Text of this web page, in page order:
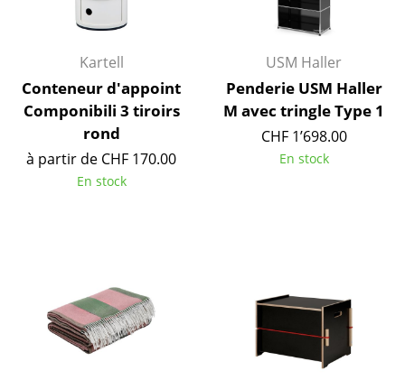
Miroirs
Figurines & Miniatures
Vases
Plateaux
Accessoires de bureau
Tapis
Rideaux
Kartell
Conteneur d'appoint
Componibili 3 tiroirs
rond
à partir de CHF 170.00
En stock
USM Haller
Penderie USM Haller
M avec tringle Type 1
CHF 1’698.00
En stock